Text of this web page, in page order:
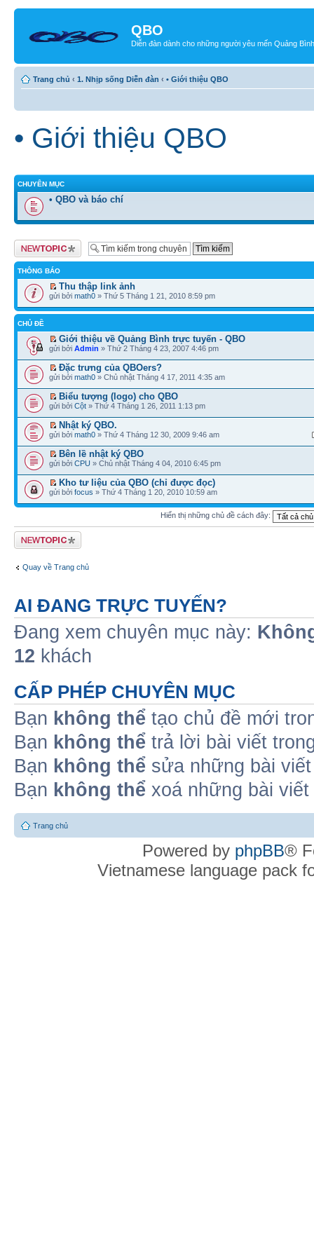
QBO
Diễn đàn dành cho những người yêu mến Quảng Bình
Trang chủ ‹ 1. Nhịp sống Diễn đàn ‹ • Giới thiệu QBO
• Giới thiệu QBO
CHUYÊN MỤC
• QBO và báo chí
Tạo chủ đề mới
THÔNG BÁO
Thu thập link ảnh
gửi bởi math0 » Thứ 5 Tháng 1 21, 2010 8:59 pm
CHỦ ĐỀ
Giới thiệu về Quảng Bình trực tuyến - QBO
gửi bởi Admin » Thứ 2 Tháng 4 23, 2007 4:46 pm
Đặc trưng của QBOers?
gửi bởi math0 » Chủ nhật Tháng 4 17, 2011 4:35 am
Biểu tượng (logo) cho QBO
gửi bởi Cột » Thứ 4 Tháng 1 26, 2011 1:13 pm
Nhật ký QBO.
gửi bởi math0 » Thứ 4 Tháng 12 30, 2009 9:46 am
Bên lề nhật ký QBO
gửi bởi CPU » Chủ nhật Tháng 4 04, 2010 6:45 pm
Kho tư liệu của QBO (chỉ được đọc)
gửi bởi focus » Thứ 4 Tháng 1 20, 2010 10:59 am
Hiển thị những chủ đề cách đây:
Tạo chủ đề mới
Quay về Trang chủ
AI ĐANG TRỰC TUYẾN?
Đang xem chuyên mục này:
12 khách
CẤP PHÉP CHUYÊN MỤC
Bạn không thể tạo chủ đề mới
Bạn không thể trả lời bài viết
Bạn không thể sửa những bài
Bạn không thể xoá những bài
Trang chủ
Powered by phpBB®
Vietnamese language pack